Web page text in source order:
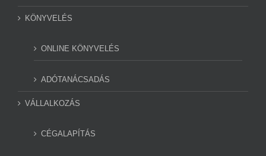
KÖNYVELÉS
ONLINE KÖNYVELÉS
ADÓTANÁCSADÁS
VÁLLALKOZÁS
CÉGALAPÍTÁS